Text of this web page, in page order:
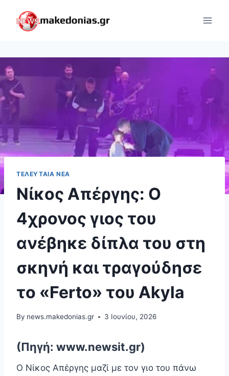
content
ΤΕΛΕΥΤΑΊΑ ΝΈΑ
Νίκος Απέργης: Ο
4χρονος γιος του
ανέβηκε δίπλα του στη
σκηνή και τραγούδησε
το «Ferto» του Akyla
By news.makedonias.gr 3 Ιουνίου, 2026
(Πηγή: www.newsit.gr)
Ο Νίκος Απέργης μαζί με τον γιο του πάνω